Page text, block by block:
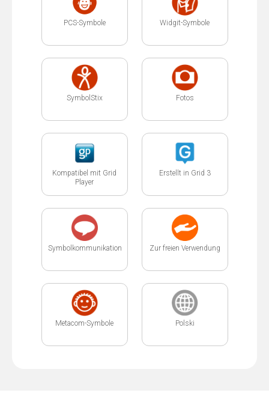
PCS-Symbole Widgit-Symbole
SymbolStix Fotos
Kompatibel mit Grid
Player
Erstellt in Grid 3
Symbolkommunikation Zur freien Verwendung
Metacom-Symbole Polski